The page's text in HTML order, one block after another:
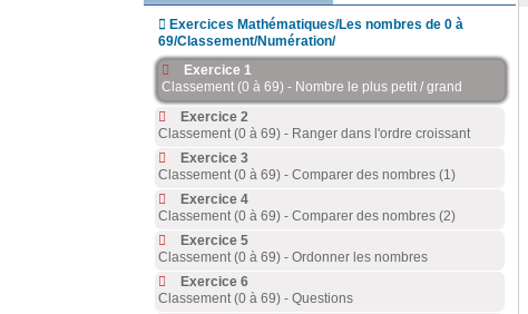
 Exercices Mathématiques/Les nombres de 0 à
69/Classement/Numération/
Exercice 1
Classement (0 à 69) - Nombre le plus petit / grand
Exercice 2
Classement (0 à 69) - Ranger dans l'ordre croissant
Exercice 3
Classement (0 à 69) - Comparer des nombres (1)
Exercice 4
Classement (0 à 69) - Comparer des nombres (2)
Exercice 5
Classement (0 à 69) - Ordonner les nombres
Exercice 6
Classement (0 à 69) - Questions